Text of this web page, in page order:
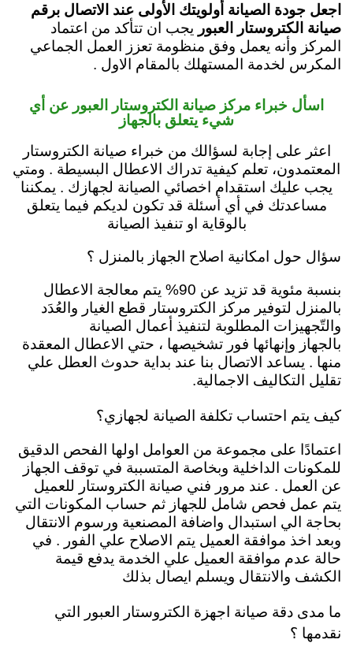
اجعل جودة الصيانة أولويتك الأولى عند الاتصال برقم
صيانة الكتروستار العبور يجب ان تتأكد من اعتماد
المركز وأنه يعمل وفق منظومة تعزز العمل الجماعي
المكرس لخدمة المستهلك بالمقام الاول .
اسأل خبراء مركز صيانة الكتروستار العبور عن أي
شيء يتعلق بالجهاز
اعثر على إجابة لسؤالك من خبراء صيانة الكتروستار
المعتمدون، تعلم كيفية تدراك الاعطال البسيطة . ومتي
يجب عليك استقدام اخصائي الصيانة لجهازك . يمكننا
مساعدتك في أي أسئلة قد تكون لديكم فيما يتعلق
بالوقاية او تنفيذ الصيانة
سؤال حول امكانية اصلاح الجهاز بالمنزل ؟
بنسبة مئوية قد تزيد عن 90% يتم معالجة الاعطال
بالمنزل لتوفير مركز الكتروستار قطع الغيار والعُدَد
والتّجهيزات المطلوبة لتنفيذ أعمال الصيانة
بالجهاز وإنهائها فور تشخيصها ، حتي الاعطال المعقدة
منها . يساعد الاتصال بنا عند بداية حدوث العطل علي
تقليل التكاليف الاجمالية.
كيف يتم احتساب تكلفة الصيانة لجهازي؟
اعتمادًا على مجموعة من العوامل اولها الفحص الدقيق
للمكونات الداخلية وبخاصة المتسببة في توقف الجهاز
عن العمل . عند مرور فني صيانة الكتروستار للعميل
يتم عمل فحص شامل للجهاز ثم حساب المكونات التي
بحاجة الي استبدال واضافة المصنعية ورسوم الانتقال
وبعد اخذ موافقة العميل يتم الاصلاح علي الفور . في
حالة عدم موافقة العميل علي الخدمة يدفع قيمة
الكشف والانتقال ويسلم ايصال بذلك
ما مدى دقة صيانة اجهزة الكتروستار العبور التي
نقدمها ؟